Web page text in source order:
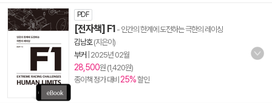
PDF
[전자책] F1 - 인간의 한계에 도전하는 극한의 레이싱
김남호(지은이)
부커 2025년 02월
28,500원 (1,420원)
종이책 정가 대비 25%할인